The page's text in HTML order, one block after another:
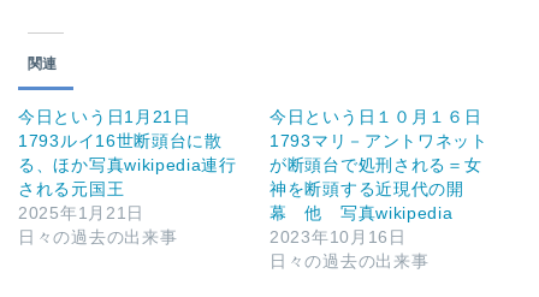
関連
今日という日1月21日
1793ルイ16世断頭台に散
る、ほか写真wikipedia連行
される元国王
2025年1月21日
日々の過去の出来事
今日という日１０月１６日
1793マリ－アントワネット
が断頭台で処刑される＝女
神を断頭する近現代の開
幕 他 写真wikipedia
2023年10月16日
日々の過去の出来事